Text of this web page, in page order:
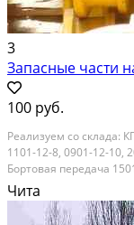
3
Запасные части
100 руб.
Реализуем со склада:
1101-12-8, 0901-12-10,
Бортовая передача
19-12, 4001-19-10,
2, 2001-19-1...
Чита